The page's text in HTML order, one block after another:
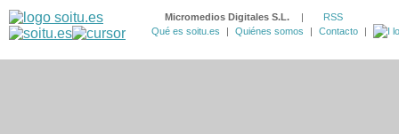
Micromedios Digitales S.L. |
RSS
Qué es soitu.es
| Quiénes somos | Contacto |